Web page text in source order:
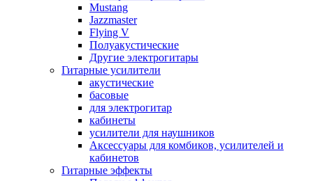
Mustang
Jazzmaster
Flying V
Полуакустические
Другие электрогитары
Гитарные усилители
акустические
басовые
для электрогитар
кабинеты
усилители для наушников
Аксессуары для комбиков, усилителей и
кабинетов
Гитарные эффекты